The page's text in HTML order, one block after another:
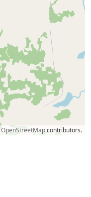
OpenStreetMapcontributors.